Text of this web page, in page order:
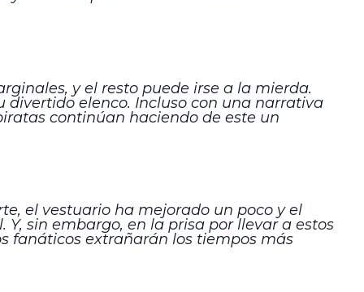
y el resto puede irse a la mierda.
divertido elenco. Incluso con una narrativa
continúan haciendo de este un
el vestuario ha mejorado un poco y el
sin embargo, en la prisa por llevar a estos
fanáticos extrañarán los tiempos más